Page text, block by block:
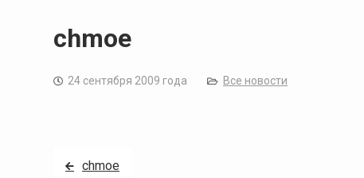
chmoe
24 сентября 2009 года Все новости
Навигация
chmoe